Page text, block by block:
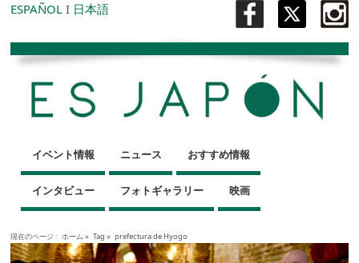
ESPAÑOL I 日本語
イベント情報 ニュース おすすめ情報
インタビュー フォトギャラリー 映画
現在のページ : ホーム » Tag » prefectura de Hyogo